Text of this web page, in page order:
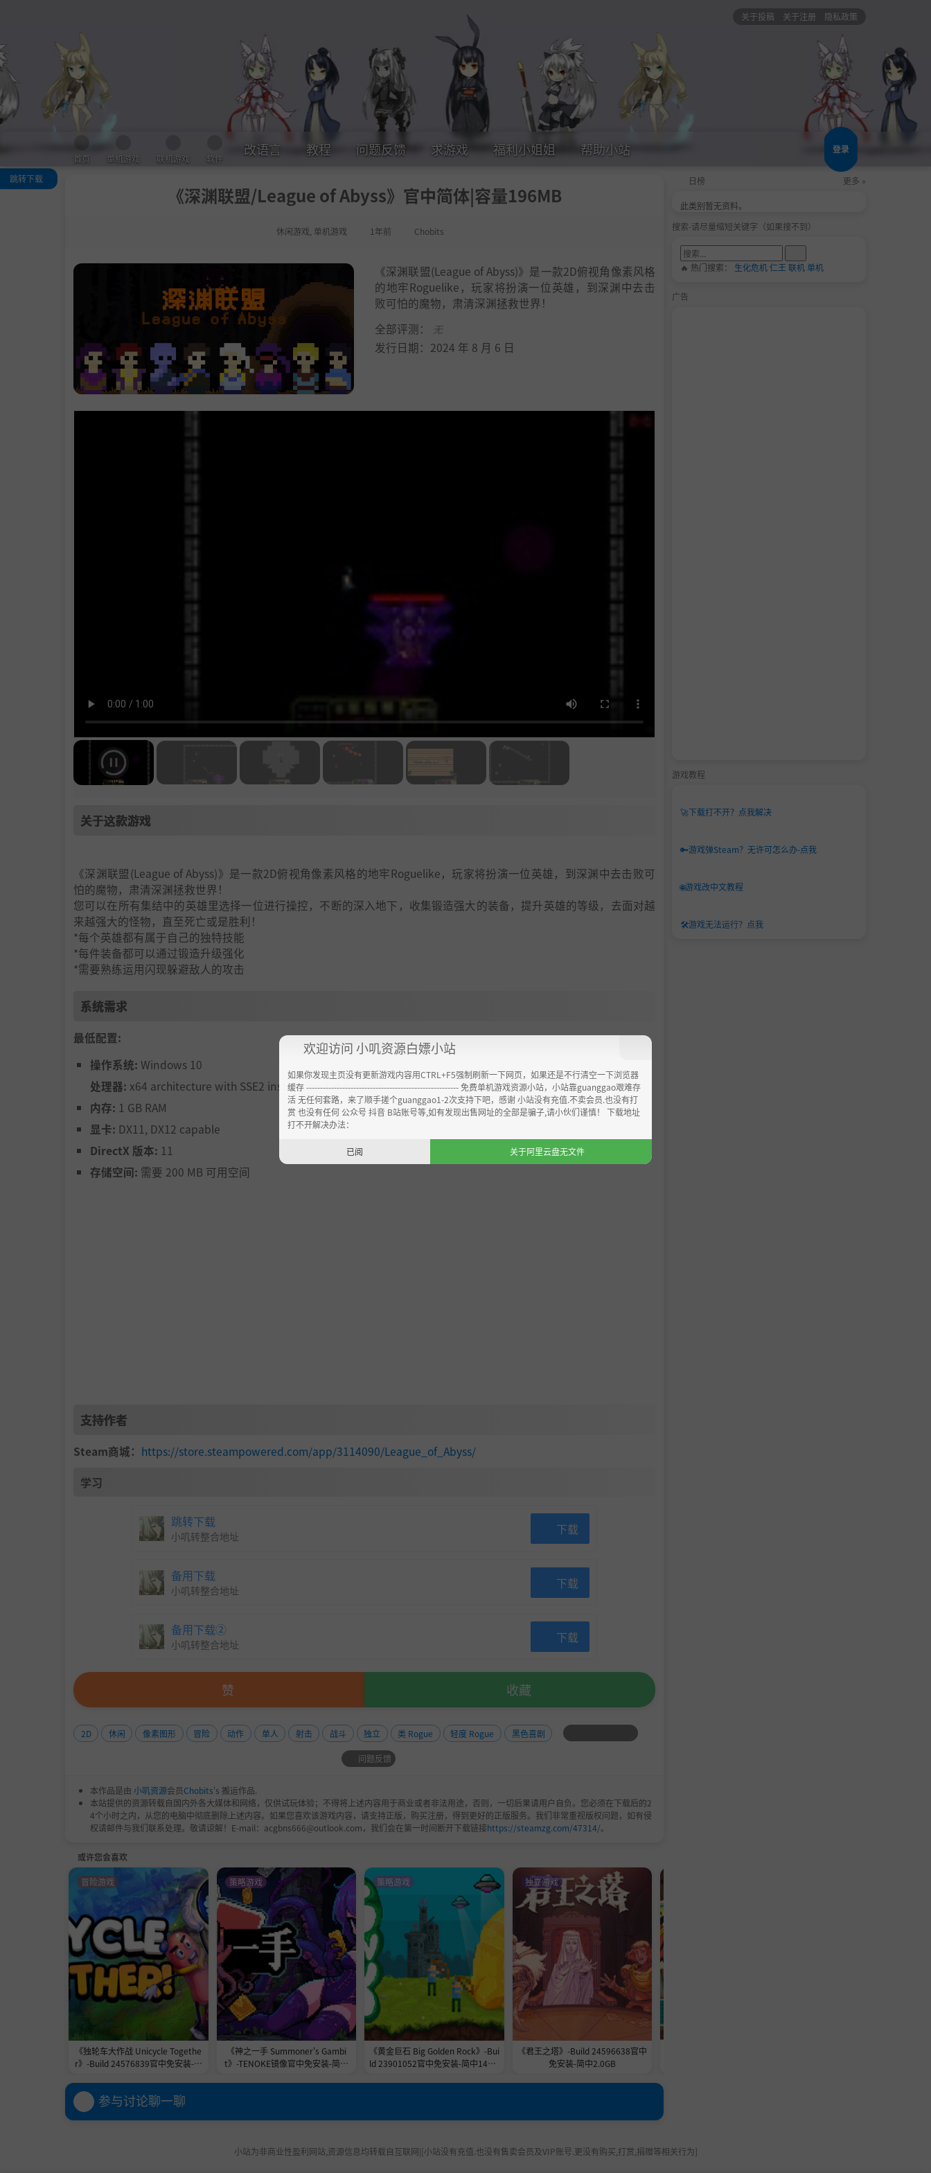
关于投稿 关于注册 隐私政策
首页 单机游戏 联机游戏 软件
改语言 教程 问题反馈 求游戏 福利小姐姐 帮助小站 登录
《深渊联盟/League of Abyss》官中简体|容量196MB
休闲游戏 单机游戏 1年前 Chobits
跳转下载
《深渊联盟(League of Abyss)》是一款2D俯视角像素风格
的地牢Roguelike，玩家将扮演一位英雄，到深渊中去击
败可怕的魔物，肃清深渊拯救世界！
全部评测：
无
发行日期：2024 年 8 月 6 日
关于这款游戏
《深渊联盟(League of Abyss)》是一款2D俯视角像素风格的地牢Roguelike，玩家将扮演一位英雄，到深渊中去击败可
怕的魔物，肃清深渊拯救世界！
您可以在所有集结中的英雄里选择一位进行操控，不断的深入地下，收集锻造强大的装备，提升英雄的等级，去面对越
来越强大的怪物，直至死亡或是胜利！
*每个英雄都有属于自己的独特技能
*每件装备都可以通过锻造升级强化
*需要熟练运用闪现躲避敌人的攻击
系统需求
最低配置:
操作系统: Windows 10
处理器: x64 architecture with SSE2 instruction set support
内存: 1 GB RAM
显卡: DX11, DX12 capable
DirectX 版本: 11
存储空间: 需要 200 MB 可用空间
支持作者
Steam商城： https://store.steampowered.com/app/3114090/League_of_Abyss/
学习
跳转下载
小叽转整合地址 下载
备用下载
小叽转整合地址 下载
备用下载②
小叽转整合地址 下载
赞 收藏
2D 休闲 像素图形 冒险 动作 单人 射击 战斗 独立 类 Rogue 轻度 Rogue 黑色喜剧
问题反馈
本作品是由 小叽资源会员Chobits's 搬运作品.
本站提供的资源转载自国内外各大媒体和网络，仅供试玩体验；不得将上述内容用于商业或者非法用途，否则，一切后果请用户自负。您必须在下载后的2
4个小时之内，从您的电脑中彻底删除上述内容。如果您喜欢该游戏内容，请支持正版，购买注册，得到更好的正版服务。我们非常重视版权问题，如有侵
权请邮件与我们联系处理。敬请谅解！E-mail：acgbns666@outlook.com，我们会在第一时间断开下载链接https://steamzg.com/47314/。
或许您会喜欢
《独轮车大作战 Unicycle Togethe
r》-Build 24576839官中免安装-简
冒险游戏
《神之一手 Summoner's Gambi
t》-TENOKE镜像官中免安装-简中
策略游戏
《黄金巨石 Big Golden Rock》-Bui
ld 23901052官中免安装-简中148.7
策略游戏
《君王之塔》-Build 24596638官中
免安装-简中2.0GB
独立游戏
参与讨论聊一聊
日榜 更多 »
此类别暂无资料。
搜索-请尽量缩短关键字（如果搜不到）
🔥 热门搜索： 生化危机仁王 联机单机
广告
游戏教程
🚀下载打不开？点我解决
🔑游戏弹Steam？无许可怎么办-点我
🌐游戏改中文教程
🛠️游戏无法运行？点我
小站为非商业性盈利网站,资源信息均转载自互联网|[小站没有充值.也没有售卖会员及VIP账号.更没有购买,打赏,捐赠等相关行为]
欢迎访问 小叽资源白嫖小站
如果你发现主页没有更新游戏内容用CTRL+F5强制刷新一下网页，如果还是不行清空一下浏览器
缓存 ------------------------------------------------------- 免费单机游戏资源小站，小站靠guanggao艰难存
活 无任何套路，来了顺手搓个guanggao1-2次支持下吧，感谢 小站没有充值.不卖会员.也没有打
赏 也没有任何 公众号 抖音 B站账号等,如有发现出售网址的全部是骗子,请小伙们谨慎！ 下载地址
打不开解决办法：
已阅 关于阿里云盘无文件